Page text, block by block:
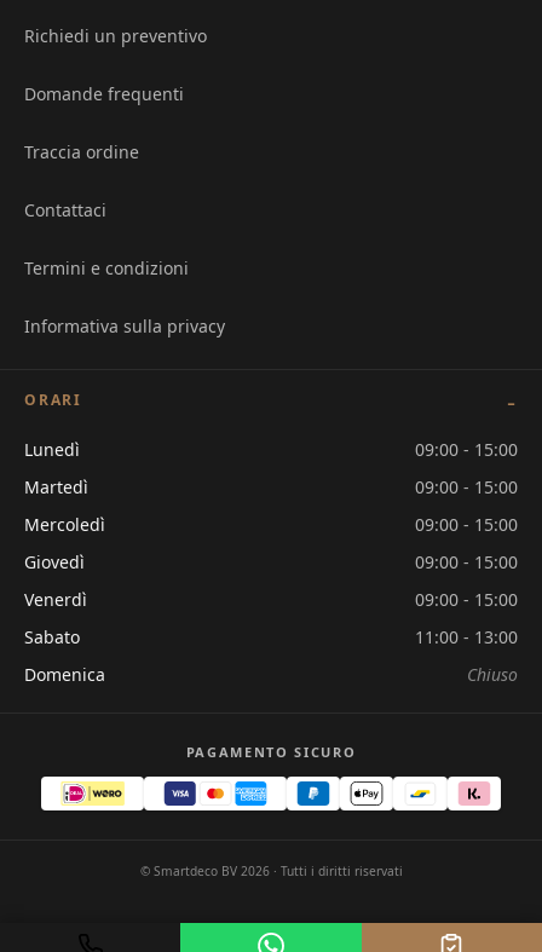
Richiedi un preventivo
Domande frequenti
Traccia ordine
Contattaci
Termini e condizioni
Informativa sulla privacy
ORARI
Lunedì
09:00 - 15:00
Martedì
09:00 - 15:00
Mercoledì
09:00 - 15:00
Giovedì
09:00 - 15:00
Venerdì
09:00 - 15:00
Sabato
11:00 - 13:00
Domenica
Chiuso
PAGAMENTO SICURO
© Smartdeco BV 2026 · Tutti i diritti riservati